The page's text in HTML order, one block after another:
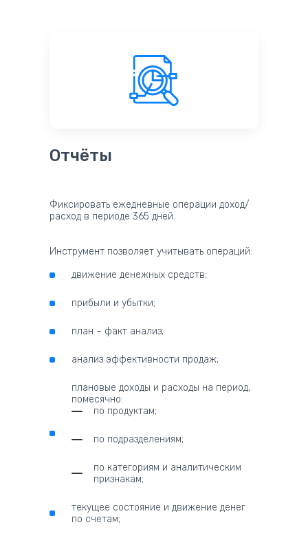
Отчёты
Фиксировать ежедневные операции доход/
расход в периоде 365 дней.
Инструмент позволяет учитывать операций:
движение денежных средств;
прибыли и убытки;
план – факт анализ;
анализ эффективности продаж;
плановые доходы и расходы на период,
помесячно:
по продуктам;
по подразделениям;
по категориям и аналитическим
признакам;
текущее состояние и движение денег
по счетам;